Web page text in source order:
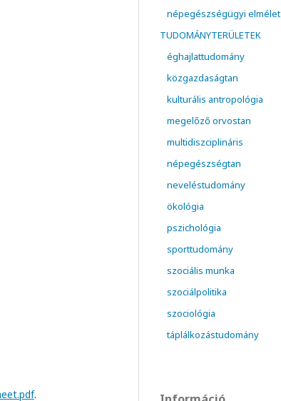
.
népegészségügyi elmélet
TUDOMÁNYTERÜLETEK
éghajlattudomány
közgazdaságtan
kulturális antropológia
megelőző orvostan
multidiszciplináris
népegészségtan
neveléstudomány
ökológia
pszichológia
sporttudomány
szociális munka
szociálpolitika
szociológia
táplálkozástudomány